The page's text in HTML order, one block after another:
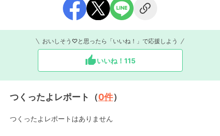
おいしそう♡と思ったら「いいね！」で応援しよう
いいね！ 115
つくったよレポート（0件）
つくったよレポートはありません